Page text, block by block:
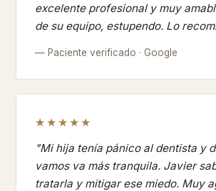
excelente profesional y muy
de su equipo, estupendo. Lo
— Paciente verificado · Google
★★★★★
"Mi hija tenía pánico al dentista y
vamos va más tranquila. Javier
tratarla y mitigar ese miedo. Muy